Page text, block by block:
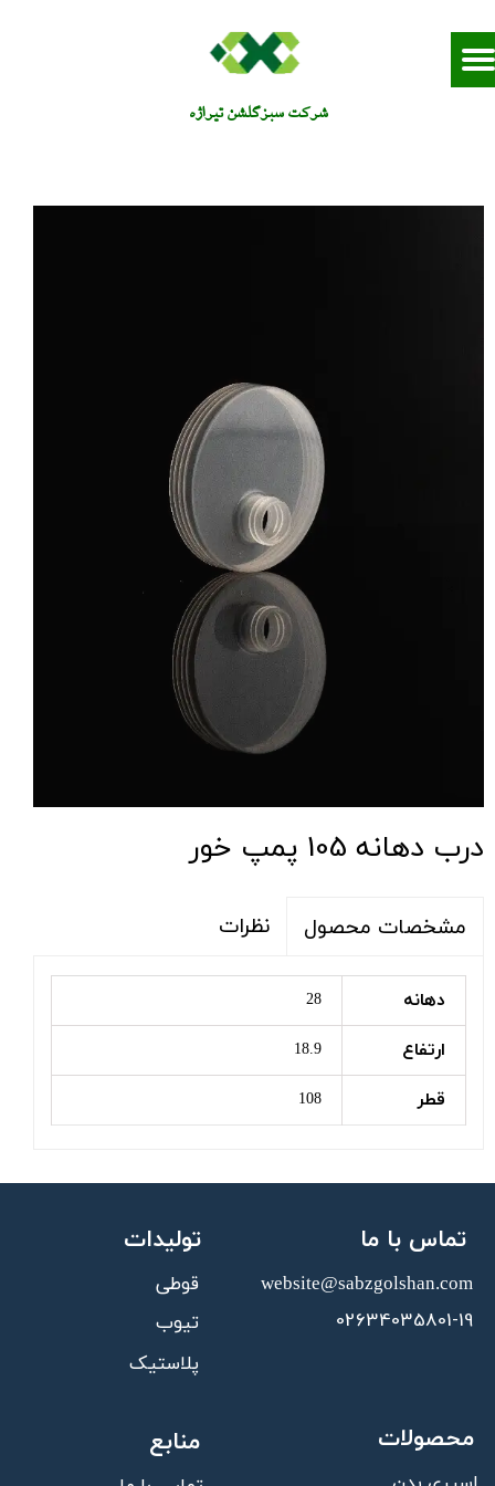
شرکت سبزگلشن تيراژه​​​​​​​​​​​​​​​​​​​​​
درب دهانه 105 پمپ خور
مشخصات محصول نظرات
دهانه 28
ارتفاع 18.9
قطر 108
تماس با ما
website@sabzgolshan.com​​​​​​​
02634035801-19
تولیدات
قوطی
تیوب
پلاستیک
محصولات منابع